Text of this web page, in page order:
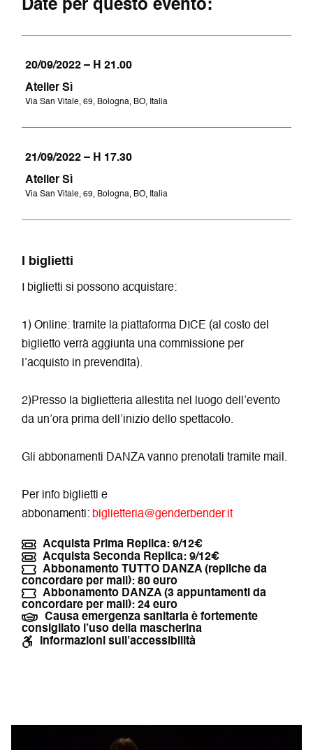
Date per questo evento:
20/09/2022 – H 21.00
Atelier Sì
Via San Vitale, 69, Bologna, BO, Italia
21/09/2022 – H 17.30
Atelier Sì
Via San Vitale, 69, Bologna, BO, Italia
I biglietti
I biglietti si possono acquistare:
1) Online: tramite la piattaforma DICE (al costo del
biglietto verrà aggiunta una commissione per
l’acquisto in prevendita).
2)Presso la biglietteria allestita nel luogo dell’evento
da un’ora prima dell’inizio dello spettacolo.
Gli abbonamenti DANZA vanno prenotati tramite mail.
Per info biglietti e
abbonamenti: biglietteria@genderbender.it
Acquista Prima Replica: 9/12€
Acquista Seconda Replica: 9/12€
Abbonamento TUTTO DANZA (repliche da
concordare per mail): 80 euro
Abbonamento DANZA (3 appuntamenti da
concordare per mail): 24 euro
Causa emergenza sanitaria è fortemente
consigliato l’uso della mascherina
Informazioni sull’accessibilità